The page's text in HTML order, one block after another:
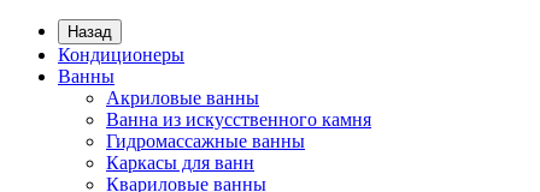
Назад
Кондиционеры
Ванны
Акриловые ванны
Ванна из искусственного камня
Гидромассажные ванны
Каркасы для ванн
Квариловые ванны